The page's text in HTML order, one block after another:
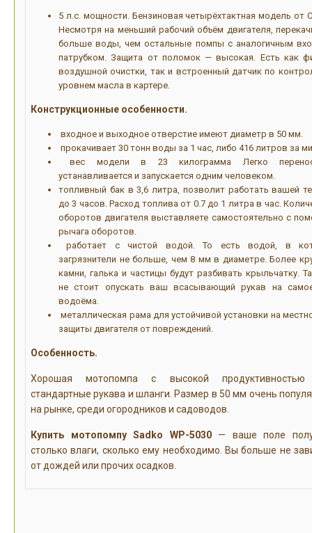
5 л.с. мощности. Бензиновая четырёхтактная модель от
Несмотря на меньший рабочий объём двигателя,
больше воды, чем остальные помпы с аналогичным
патрубком. Защита от поломок — высокая. Есть как
воздушной очистки, так и встроенный датчик по
уровнем масла в картере.
Конструкционные особенности.
входное и выходное отверстие имеют диаметр в 50 мм.
прокачивает 30 тонн воды за 1 час, либо 416 литров за
вес модели в 23 килограмма Легко
устанавливается и запускается одним человеком.
топливный бак в 3,6 литра, позволит работать вашей
до 3 часов. Расход топлива от 0.7 до 1 литра в час.
оборотов двигателя выставляете самостоятельно с
рычага оборотов.
работает с чистой водой. То есть водой, в
загрязнители не больше, чем 8 мм в диаметре. Более
камни, галька и частицы будут разбивать крыльчатку.
не стоит опускать ваш всасывающий рукав на
водоёма.
металлическая рама для устойчивой установки на
защиты двигателя от повреждений.
Особенность.
Хорошая мотопомпа с высокой
стандартные рукава и шланги. Размер в 50 мм очень
на рынке, среди огородников и садоводов.
Купить мотопомпу Sadko WP-5030— ваше поле
столько влаги, сколько ему необходимо. Вы больше не
от дождей или прочих осадков.